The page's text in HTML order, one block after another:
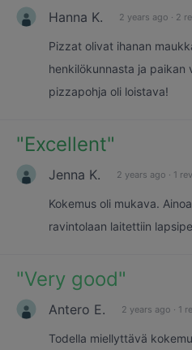
Hanna K. 2 years ago · 2
Pizzat olivat ihanan
henkilökunnasta ja paikan
pizzapohja oli loistava!
"Excellent"
Jenna K. 2 years ago · 1
Kokemus oli mukava.
ravintolaan laitettiin
"Very good"
Antero E. 2 years ago · 1
Todella miellyttävä